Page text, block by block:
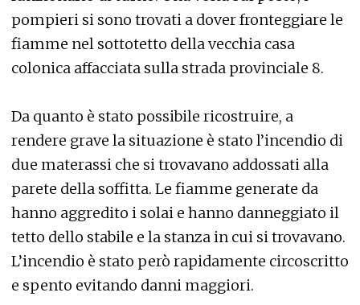
pompieri si sono trovati a dover fronteggiare le
fiamme nel sottotetto della vecchia casa
colonica affacciata sulla strada provinciale 8.
Da quanto è stato possibile ricostruire, a
rendere grave la situazione è stato l’incendio di
due materassi che si trovavano addossati alla
parete della soffitta. Le fiamme generate da
hanno aggredito i solai e hanno danneggiato il
tetto dello stabile e la stanza in cui si trovavano.
L’incendio è stato però rapidamente circoscritto
e spento evitando danni maggiori.